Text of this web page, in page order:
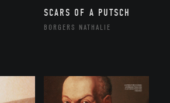
SCARS OF A PUTSCH
BORGERS NATHALIE